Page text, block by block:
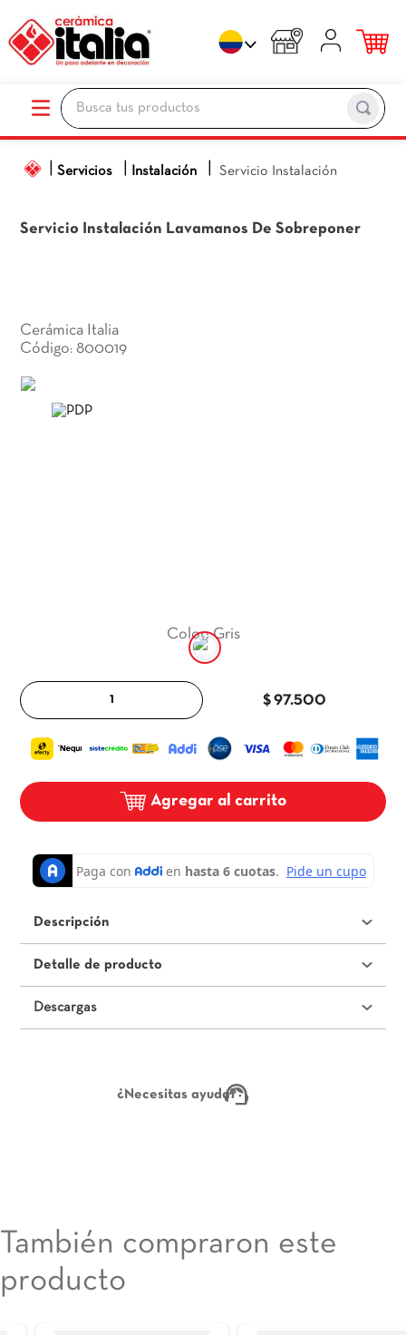
Busca tus productos
Servicios Instalación Servicio Instalación
Servicio Instalación Lavamanos De Sobreponer
Cerámica Italia
:800019
Color: Gris
$ 97.500
Agregar al carrito
Descripción
Detalle de producto
Descargas
¿Necesitas ayuda?
También compraron este
producto
1.
porcelanato
6.
cocina
8.